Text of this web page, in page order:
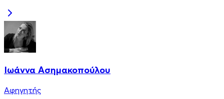
Ιωάννα Ασημακοπούλου
Αφηγητής